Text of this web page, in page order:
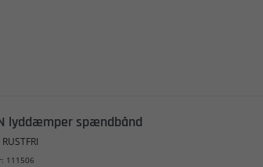
lyddæmper spændbånd
111506